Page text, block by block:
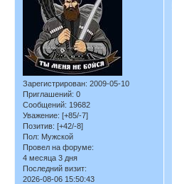
Зарегистрирован: 2009-05-10
Приглашений: 0
Сообщений: 19682
Уважение: [+85/-7]
Позитив: [+42/-8]
Пол: Мужской
Провел на форуме:
4 месяца 3 дня
Последний визит:
2026-08-06 15:50:43